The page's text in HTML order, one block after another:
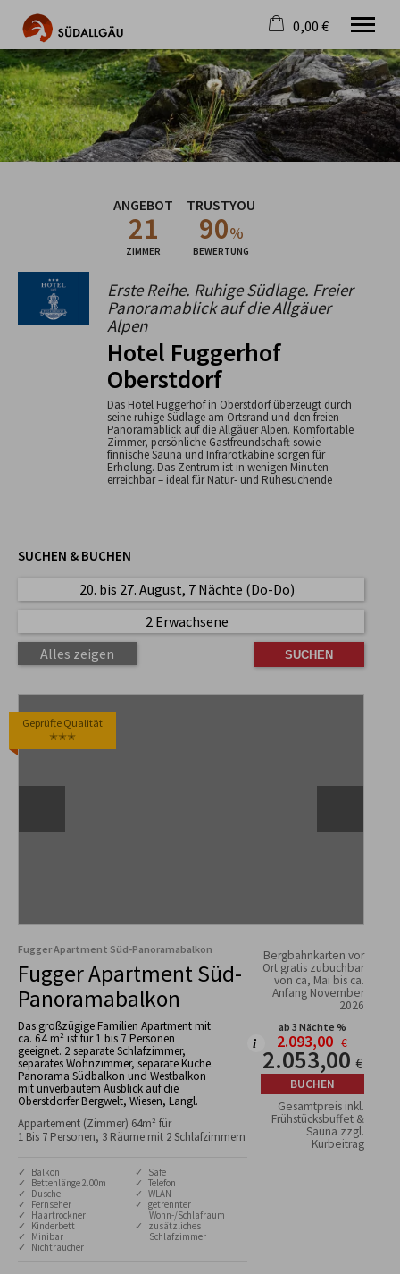
Die schönste Seite im Allgäu
Aktuell
Destination
Gastgeber
Jobs
0,00 €
×
Warenkorb ist leer
Erste Reihe. Ruhige Südlage. Freier
Panoramablick auf die Allgäuer
Alpen
Hotel Fuggerhof
Oberstdorf
Das Hotel Fuggerhof in Oberstdorf überzeugt durch
seine ruhige Südlage am Ortsrand und den freien
Panoramablick auf die Allgäuer Alpen. Komfortable
Zimmer, persönliche Gastfreundschaft sowie
finnische Sauna und Infrarotkabine sorgen für
Erholung. Das Zentrum ist in wenigen Minuten
erreichbar – ideal für Natur- und Ruhesuchende
ANGEBOT
21
ZIMMER
TRUSTYOU
90%
BEWERTUNG
SUCHEN & BUCHEN
20. bis 27. August, 7 Nächte (Do-Do)
2 Erwachsene
Alles zeigen
Geprüfte Qualität
✭✭✭
Fugger Apartment Süd-Panoramabalkon
Fugger Apartment Süd-
Panoramabalkon
Das großzügige Familien Apartment mit
ca. 64 m² ist für 1 bis 7 Personen
geeignet. 2 separate Schlafzimmer,
separates Wohnzimmer, separate Küche.
Panorama Südbalkon und Westbalkon
mit unverbautem Ausblick auf die
Oberstdorfer Bergwelt, Wiesen, Langl.
Appartement (Zimmer) 64m² für
1 Bis 7 Personen, 3 Räume mit 2 Schlafzimmern
✓ Balkon
✓ Bettenlänge 2.00m
✓ Dusche
✓ Fernseher
✓ Haartrockner
✓ Kinderbett
✓ Minibar
✓ Nichtraucher
✓ Safe
✓ Telefon
✓ WLAN
✓ getrennter
Wohn-/Schlafraum
✓ zusätzliches
Schlafzimmer
Bergbahnkarten vor
Ort gratis zubuchbar
von ca, Mai bis ca.
Anfang November
2026
ab 3 Nächte %
2.093,00 €
2.053,00 €
BUCHEN
Gesamtpreis inkl.
Frühstücksbuffet &
Sauna zzgl.
Kurbeitrag